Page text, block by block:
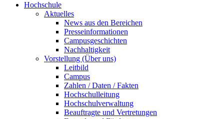
Hochschule
Aktuelles
News aus den Bereichen
Presseinformationen
Campusgeschichten
Nachhaltigkeit
Vorstellung (Über uns)
Leitbild
Campus
Zahlen / Daten / Fakten
Hochschulleitung
Hochschulverwaltung
Beauftragte und Vertretungen